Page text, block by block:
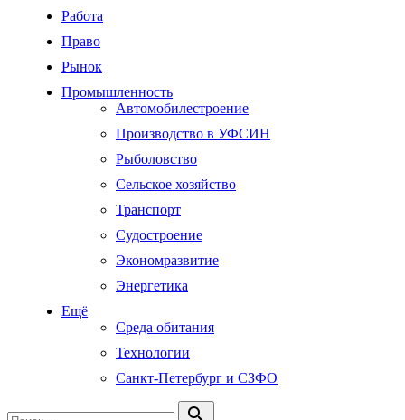
Работа
Право
Рынок
Промышленность
Автомобилестроение
Производство в УФСИН
Рыболовство
Сельское хозяйство
Транспорт
Судостроение
Экономразвитие
Энергетика
Ещё
Среда обитания
Технологии
Санкт-Петербург и СЗФО
search